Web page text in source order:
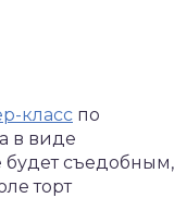
класс по
в виде
будет съедобным,
торт